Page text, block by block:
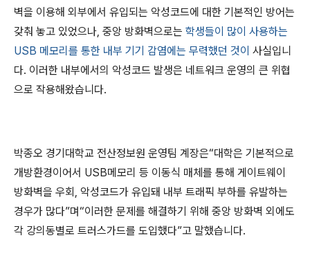
벽을 이용해 외부에서 유입되는 악성코드에 대한 기본적인 방어는
갖춰 놓고 있었으나, 중앙 방화벽으로는 학생들이 많이 사용하는
USB 메모리를 통한 내부 기기 감염에는 무력했던 것이 사실입니
다. 이러한 내부에서의 악성코드 발생은 네트워크 운영의 큰 위협
으로 작용해왔습니다.
박종오 경기대학교 전산정보원 운영팀 계장은“대학은 기본적으로
개방환경이어서 USB메모리 등 이동식 매체를 통해 게이트웨이
방화벽을 우회, 악성코드가 유입돼 내부 트래픽 부하를 유발하는
경우가 많다”며“이러한 문제를 해결하기 위해 중앙 방화벽 외에도
각 강의동별로 트러스가드를 도입했다”고 말했습니다.